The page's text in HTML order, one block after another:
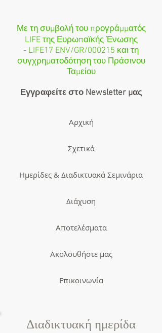
Με τη συμβολή του προγράμματός
LIFE της Ευρωπαϊκής Ένωσης
- LIFE17 ENV/GR/000215 και τη
συγχρηματοδότηση του Πράσινου
Ταμείου
Εγγραφείτε στο Newsletter μας
Αρχική
Σχετικά
Ημερίδες & Διαδικτυακά Σεμινάρια
Διάχυση
Αποτελέσματα
Ακολουθήστε μας
Επικοινωνία
Διαδικτυακή ημερίδα